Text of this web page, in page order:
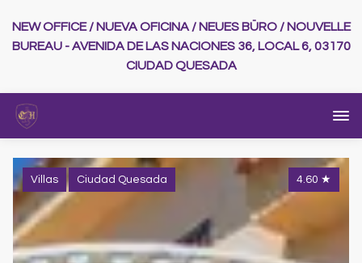
NEW OFFICE / NUEVA OFICINA / NEUES BÜRO / NOUVELLE
BUREAU - AVENIDA DE LAS NACIONES 36, LOCAL 6, 03170
CIUDAD QUESADA
4.60 ★
Villas Ciudad Quesada